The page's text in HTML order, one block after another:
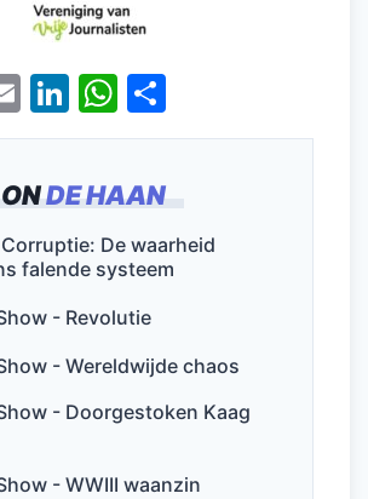
DE HAAN
De waarheid
falende systeem
- Revolutie
- Wereldwijde chaos
- Doorgestoken Kaag
- WWIII waanzin
E
m
l
Li
n
e
dI
n
W
h
s
A
p
p
el